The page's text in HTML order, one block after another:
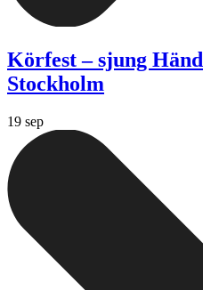
Körfest – sjung
Stockholm
19 sep